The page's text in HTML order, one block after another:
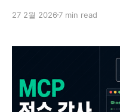
27 2월 2026 7 min read